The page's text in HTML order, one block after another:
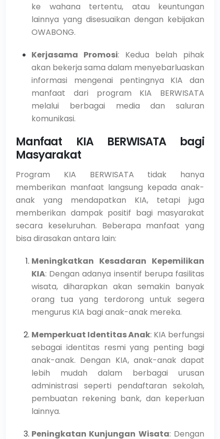
ke wahana tertentu, atau keuntungan
lainnya yang disesuaikan dengan kebijakan
OWABONG.
Kerjasama Promosi: Kedua belah pihak
akan bekerja sama dalam menyebarluaskan
informasi mengenai pentingnya KIA dan
manfaat dari program KIA BERWISATA
melalui berbagai media dan saluran
komunikasi.
Manfaat KIA BERWISATA bagi
Masyarakat
Program KIA BERWISATA tidak hanya
memberikan manfaat langsung kepada anak-
anak yang mendapatkan KIA, tetapi juga
memberikan dampak positif bagi masyarakat
secara keseluruhan. Beberapa manfaat yang
bisa dirasakan antara lain:
Meningkatkan Kesadaran Kepemilikan
KIA: Dengan adanya insentif berupa fasilitas
wisata, diharapkan akan semakin banyak
orang tua yang terdorong untuk segera
mengurus KIA bagi anak-anak mereka.
Memperkuat Identitas Anak: KIA berfungsi
sebagai identitas resmi yang penting bagi
anak-anak. Dengan KIA, anak-anak dapat
lebih mudah dalam berbagai urusan
administrasi seperti pendaftaran sekolah,
pembuatan rekening bank, dan keperluan
lainnya.
Peningkatan Kunjungan Wisata: Dengan